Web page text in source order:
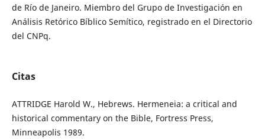
de Río de Janeiro. Miembro del Grupo de Investigación en
Análisis Retórico Bíblico Semítico, registrado en el Directorio
del CNPq.
Citas
ATTRIDGE Harold W., Hebrews. Hermeneia: a critical and
historical commentary on the Bible, Fortress Press,
Minneapolis 1989.